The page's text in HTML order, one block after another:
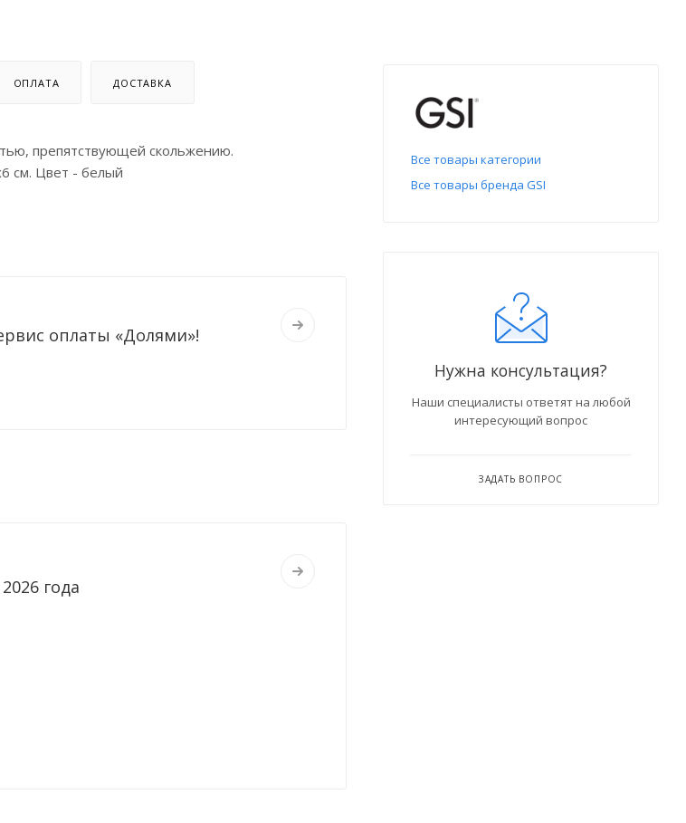
ОПЛАТА ДОСТАВКА
препятствующей скольжению.
см. Цвет - белый
оплаты «Долями»!
года
Все товары категории
Все товары бренда GSI
Нужна консультация?
Наши специалисты ответят на любой
интересующий вопрос
ЗАДАТЬ ВОПРОС